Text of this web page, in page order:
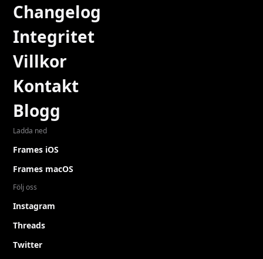
Changelog
Integritet
Villkor
Kontakt
Blogg
Ladda ned
Frames iOS
Frames macOS
Följ oss
Instagram
Threads
Twitter